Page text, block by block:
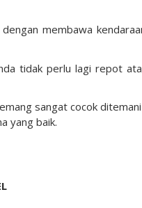
membawa
tidak perlu lagi repot
sangat cocok
yang baik.